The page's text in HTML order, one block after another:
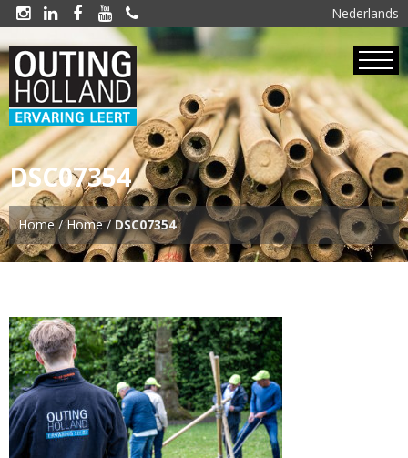
Nederlands
    
DSC07354
Home/Home/DSC07354